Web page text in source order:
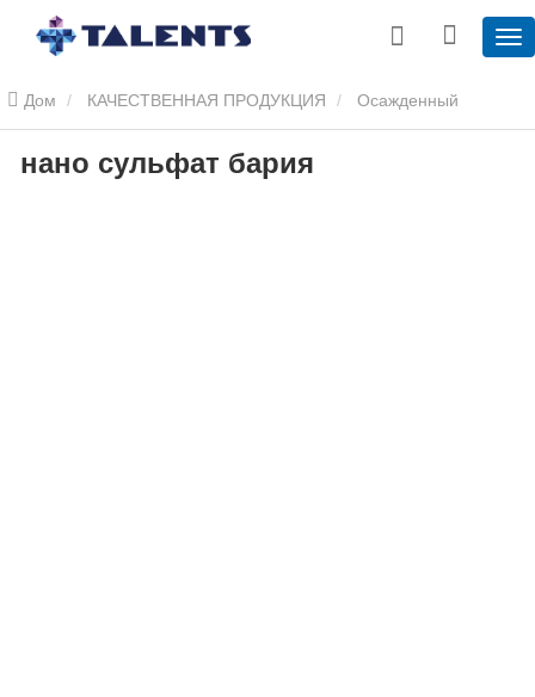
Дом КАЧЕСТВЕННАЯ ПРОДУКЦИЯ Осажденный
сульфат бария нано сульфат бария
нано сульфат бария